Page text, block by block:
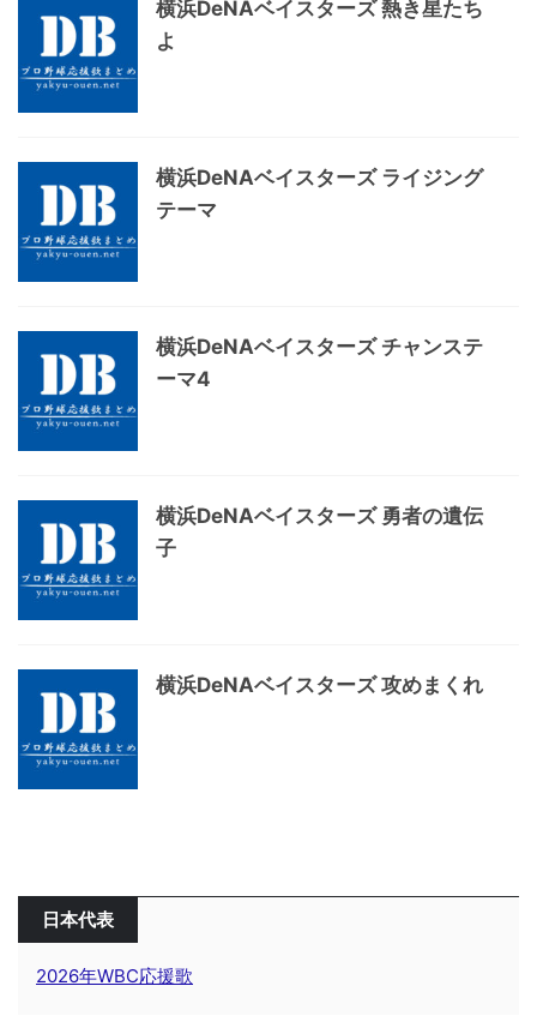
横浜DeNAベイスターズ 熱き星たち
よ
横浜DeNAベイスターズ ライジング
テーマ
横浜DeNAベイスターズ チャンステ
ーマ4
横浜DeNAベイスターズ 勇者の遺伝
子
横浜DeNAベイスターズ 攻めまくれ
日本代表
2026年WBC応援歌